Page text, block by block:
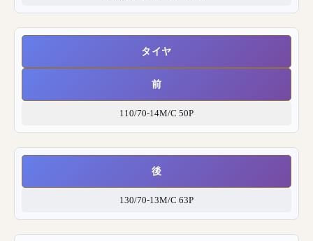
タイヤ
前
110/70-14M/C 50P
後
130/70-13M/C 63P